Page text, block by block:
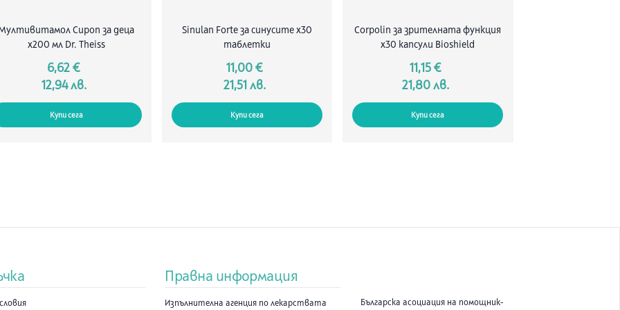
Сироп за деца
х200 мл Dr. Theiss
6,62 €
12,94 лв.
Купи сега
Sinulan Forte за синусите х30
таблетки
11,00 €
21,51 лв.
Купи сега
Corpolin за зрителната функция
х30 капсули Bioshield
11,15 €
21,80 лв.
Купи сега
Правна информация
Изпълнителна агенция по лекарствата Българска асоциация на помощник-